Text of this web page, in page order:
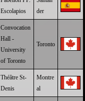
Escolapios
der
Convocation
Hall -
University
of Toronto
Toronto
Théâtre St-
Denis
Montre
al